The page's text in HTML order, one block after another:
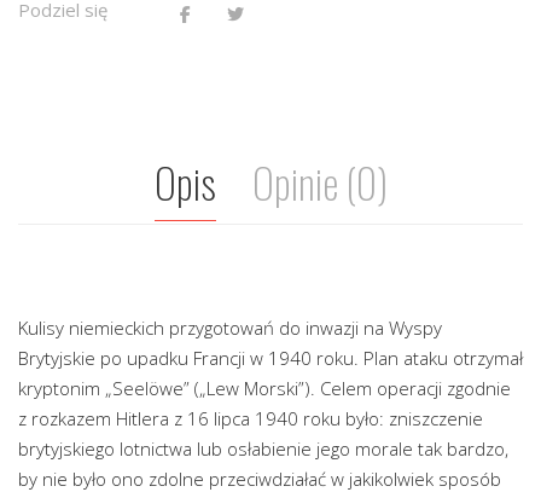
Podziel się
Opis Opinie (0)
Kulisy niemieckich przygotowań do inwazji na Wyspy
Brytyjskie po upadku Francji w 1940 roku. Plan ataku otrzymał
kryptonim „Seelöwe” („Lew Morski”). Celem operacji zgodnie
z rozkazem Hitlera z 16 lipca 1940 roku było: zniszczenie
brytyjskiego lotnictwa lub osłabienie jego morale tak bardzo,
by nie było ono zdolne przeciwdziałać w jakikolwiek sposób